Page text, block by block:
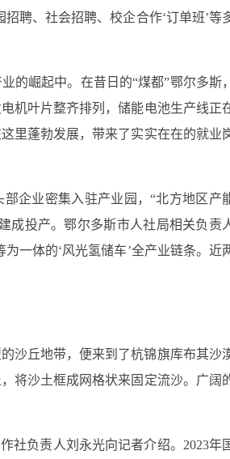
聘、社会招聘、校企合作‘订单班’等
的崛起中。在昔日的“煤都”鄂尔多斯，
机叶片整齐排列，储能电池生产线正
里蓬勃发展，带来了实实在在的就业
企业密集入驻产业园，“北方地区产
成投产。鄂尔多斯市人社局相关负责
一体的‘风光氢储车’全产业链条。近
沙丘地带，便来到了杭锦旗库布其沙
将沙土框成网格状来固定流沙。广阔
社负责人刘永光向记者介绍。2023年